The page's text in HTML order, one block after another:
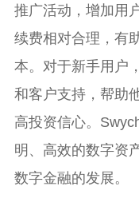
推广活动，增加用
续费相对合理，有
本。对于新手用户
和客户支持，帮助
高投资信心。
明、高效的数字资
数字金融的发展。